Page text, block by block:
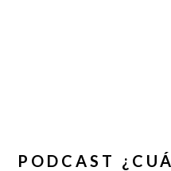
PODCAST